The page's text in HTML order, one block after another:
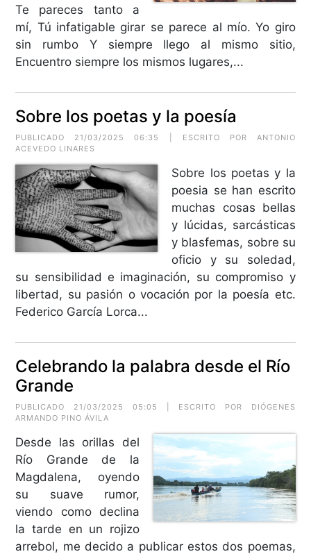
Te pareces tanto a
mí, Tú infatigable girar se parece al mío. Yo giro
sin rumbo Y siempre llego al mismo sitio,
Encuentro siempre los mismos lugares,...
Sobre los poetas y la poesía
PUBLICADO 21/03/2025 06:35 | ESCRITO POR
ANTONIO
ACEVEDO LINARES
Sobre los poetas y la
poesia se han escrito
muchas cosas bellas
y lúcidas, sarcásticas
y blasfemas, sobre su
oficio y su soledad,
su sensibilidad e imaginación, su compromiso y
libertad, su pasión o vocación por la poesía etc.
Federico García Lorca...
Celebrando la palabra desde el Río
Grande
PUBLICADO 21/03/2025 05:05 | ESCRITO POR
DIÓGENES
ARMANDO PINO ÁVILA
Desde las orillas del
Río Grande de la
Magdalena, oyendo
su suave rumor,
viendo como declina
la tarde en un rojizo
arrebol, me decido a publicar estos dos poemas,